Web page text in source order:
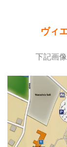
ヴィ
下記画